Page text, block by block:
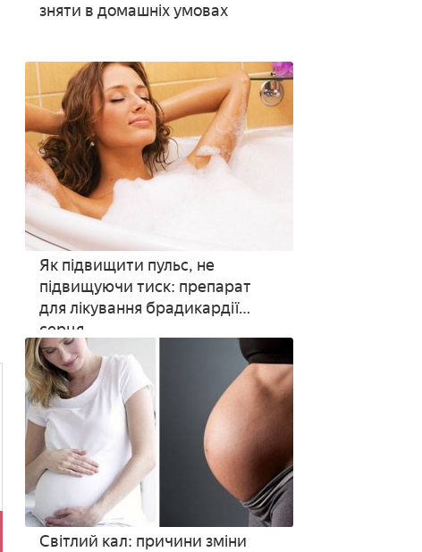
зняти в домашніх умовах
Як підвищити пульс, не
підвищуючи тиск: препарат
для лікування брадикардії
серця
Світлий кал: причини зміни